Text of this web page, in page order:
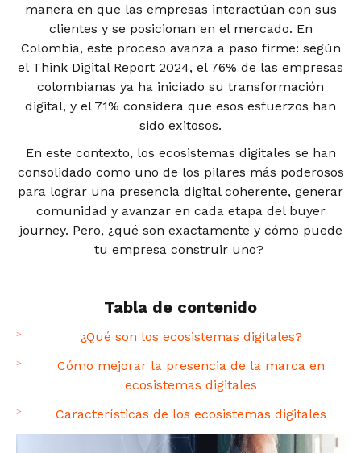
manera en que las empresas interactúan con sus
clientes y se posicionan en el mercado. En
Colombia, este proceso avanza a paso firme: según
el Think Digital Report 2024, el 76% de las empresas
colombianas ya ha iniciado su transformación
digital, y el 71% considera que esos esfuerzos han
sido exitosos.
En este contexto, los ecosistemas digitales se han
consolidado como uno de los pilares más poderosos
para lograr una presencia digital coherente, generar
comunidad y avanzar en cada etapa del buyer
journey. Pero, ¿qué son exactamente y cómo puede
tu empresa construir uno?
Tabla de contenido
¿Qué son los ecosistemas digitales?
Cómo mejorar la presencia de la marca en
ecosistemas digitales
Características de los ecosistemas digitales